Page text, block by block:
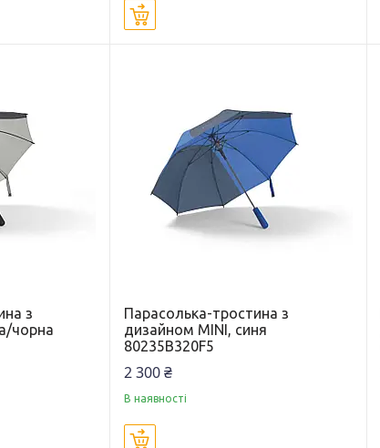
з
чорна
Парасолька-тростина з
дизайном MINI, синя
80235B320F5
2 300 ₴
В наявності